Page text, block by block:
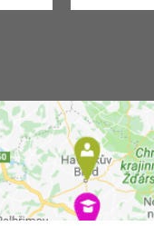
kurzy s
Online
Letní
Večerní
Noční